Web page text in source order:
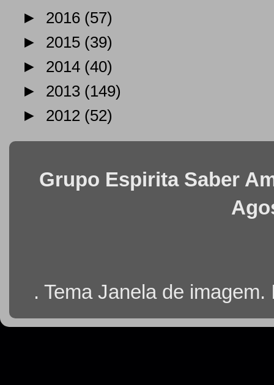
► 2016 (57)
► 2015 (39)
► 2014 (40)
► 2013 (149)
► 2012 (52)
Grupo Espirita Saber
. Tema Janela de